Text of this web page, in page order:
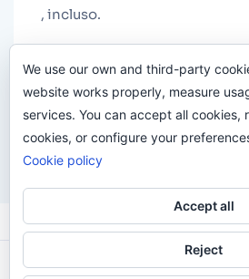
, incluso.
le quiten el teléfono.
Odi O'Malley © 2016-2025.
We use our own and third-party
website works properly, measure
services. You can accept all cookies,
cookies, or configure your
Cookie policy
Accept all
Reject